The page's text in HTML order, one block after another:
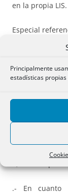
Principalmente
estadísticas propias
en la propia LIS.
Especial
(I) Las
que sean
efectiva
amortización
y el método
.- En cuanto